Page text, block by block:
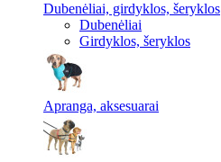
Dubenėliai, girdyklos, šeryklos
Dubenėliai
Girdyklos, šeryklos
Apranga, aksesuarai